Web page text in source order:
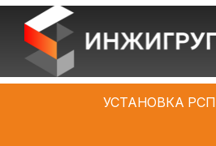
УСТАНОВКА РСП